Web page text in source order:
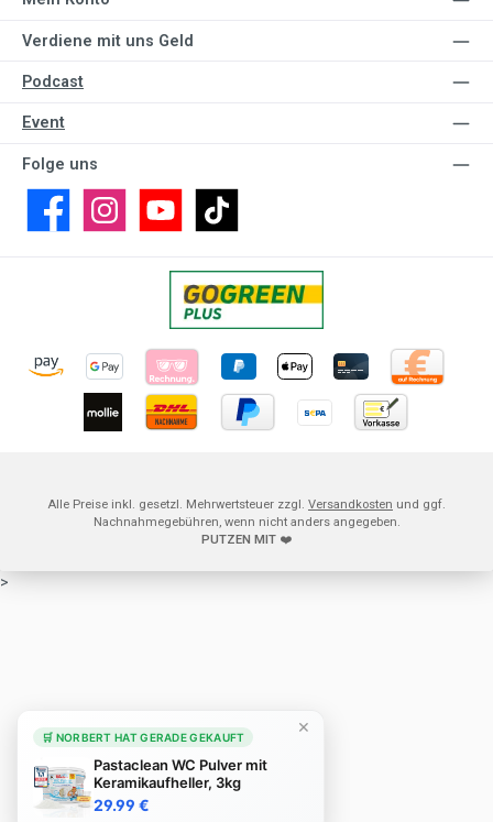
Verdiene mit uns Geld
Podcast
Event
Folge uns
FacebookInstagramYouTubeTikTok
Alle Preise inkl. gesetzl. Mehrwertsteuer zzgl. Versandkosten und ggf.
Nachnahmegebühren, wenn nicht anders angegeben.
PUTZEN MIT ❤️
>
🛒 NORBERT HAT GERADE GEKAUFT
Pastaclean WC Pulver mit
Keramikaufheller, 3kg
29.99 €
×